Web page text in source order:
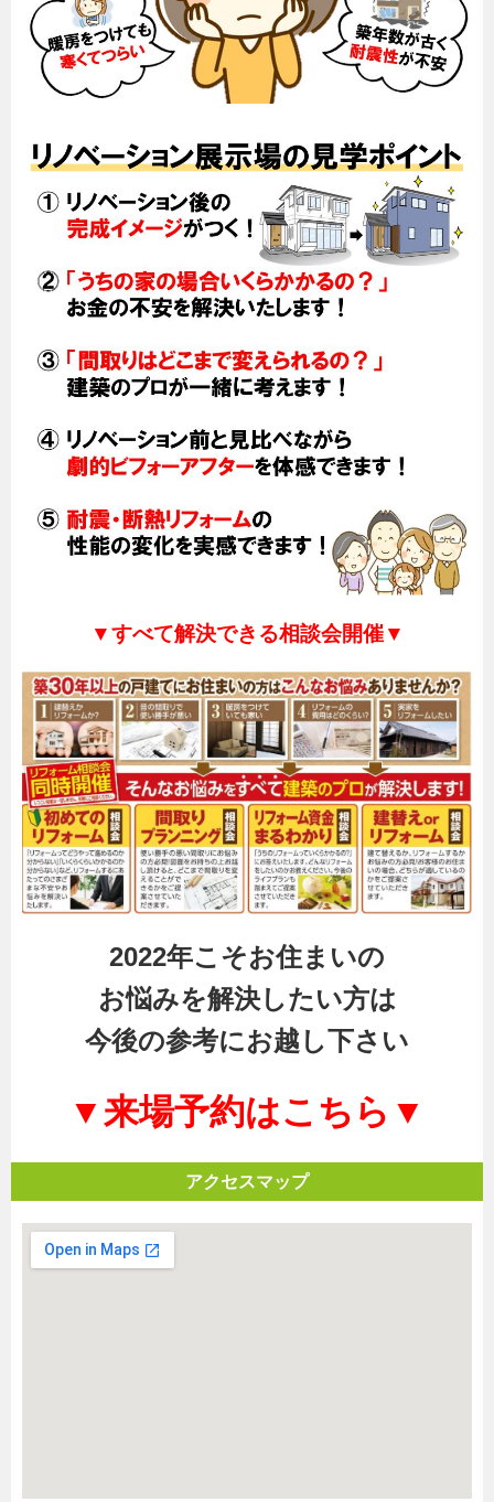
▼すべて解決できる相談会開催▼
2022年こそお住まいの
お悩みを解決したい方は
今後の参考にお越し下さい
▼来場予約はこちら▼
アクセスマップ